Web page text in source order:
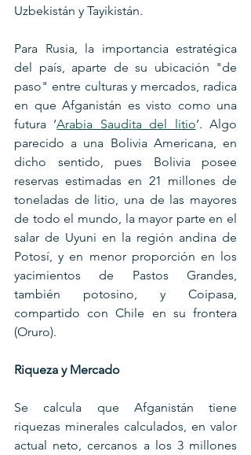
Uzbekistán y Tayikistán.
Para Rusia, la importancia estratégica
del país, aparte de su ubicación "de
paso" entre culturas y mercados, radica
en que Afganistán es visto como una
futura ‘Arabia Saudita del litio’. Algo
parecido a una Bolivia Americana, en
dicho sentido, pues Bolivia posee
reservas estimadas en 21 millones de
toneladas de litio, una de las mayores
de todo el mundo, la mayor parte en el
salar de Uyuni en la región andina de
Potosí, y en menor proporción en los
yacimientos de Pastos Grandes,
también potosino, y Coipasa,
compartido con Chile en su frontera
(Oruro).
Riqueza y Mercado
Se calcula que Afganistán tiene
riquezas minerales calculados, en valor
actual neto, cercanos a los 3 millones